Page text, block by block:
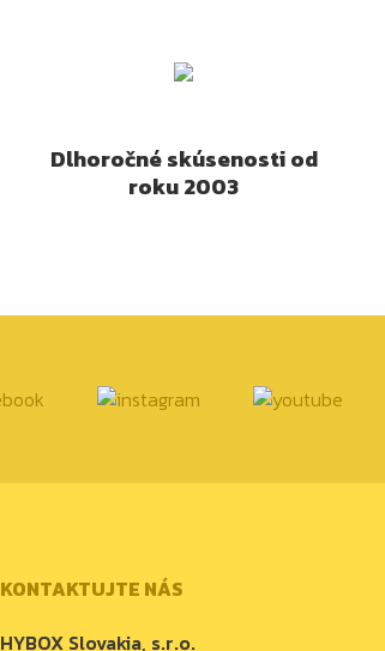
Dlhoročné skúsenosti od
roku 2003
KONTAKTUJTE NÁS
HYBOX Slovakia, s.r.o.